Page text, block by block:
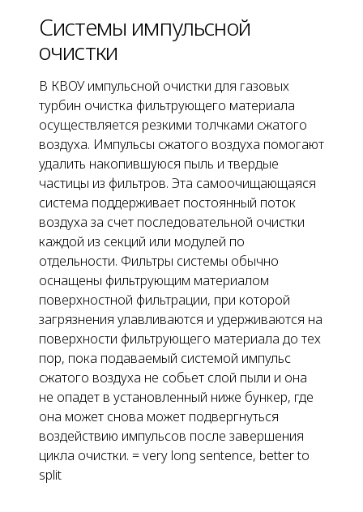
Системы импульсной
очистки
В КВОУ импульсной очистки для газовых
турбин очистка фильтрующего материала
осуществляется резкими толчками сжатого
воздуха. Импульсы сжатого воздуха помогают
удалить накопившуюся пыль и твердые
частицы из фильтров. Эта самоочищающаяся
система поддерживает постоянный поток
воздуха за счет последовательной очистки
каждой из секций или модулей по
отдельности. Фильтры системы обычно
оснащены фильтрующим материалом
поверхностной фильтрации, при которой
загрязнения улавливаются и удерживаются на
поверхности фильтрующего материала до тех
пор, пока подаваемый системой импульс
сжатого воздуха не собьет слой пыли и она
не опадет в установленный ниже бункер, где
она может снова может подвергнуться
воздействию импульсов после завершения
цикла очистки. = very long sentence, better to
split